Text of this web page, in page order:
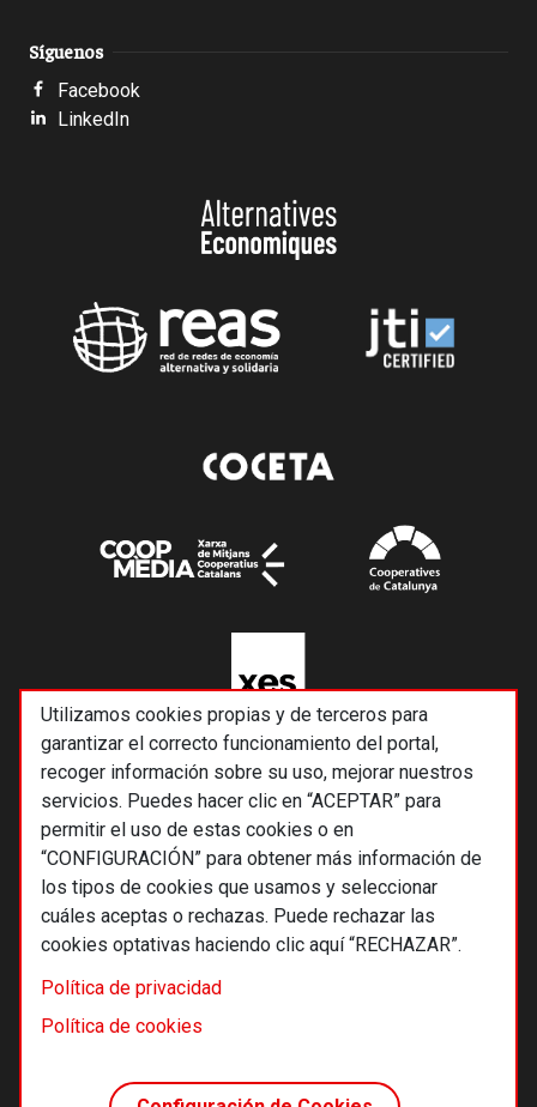
Utilizamos cookies propias y de terceros para
garantizar el correcto funcionamiento del portal,
recoger información sobre su uso, mejorar nuestros
servicios. Puedes hacer clic en “ACEPTAR” para
permitir el uso de estas cookies o en
“CONFIGURACIÓN” para obtener más información de
los tipos de cookies que usamos y seleccionar
cuáles aceptas o rechazas. Puede rechazar las
cookies optativas haciendo clic aquí “RECHAZAR”.
Política de privacidad
Política de cookies
Síguenos
Facebook
LinkedIn
© 2026 Alternativas económicas SCCL
Footer
Términos y condiciones de uso
Política de cookies